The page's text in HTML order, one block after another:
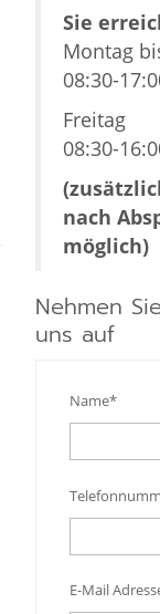
Sie
Montag
08:30-
Freitag
08:30-
nach
möglich)
Nehmen
uns auf
Name*
E-Mail